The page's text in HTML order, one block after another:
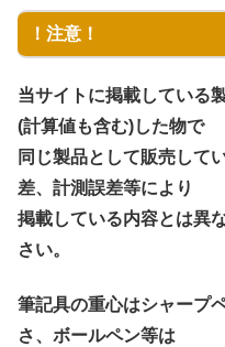
！注意！
当サイトに掲載している
(計算値も含む)した物で
同じ製品として販売して
差、計測誤差等により
掲載している内容とは異
さい。
筆記具の重心はシャープ
さ、ボールペン等は